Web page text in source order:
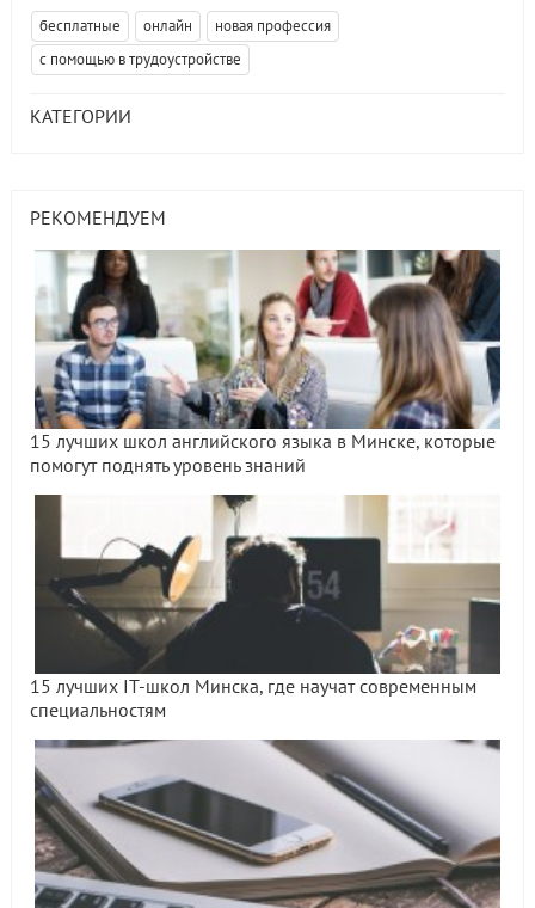
бесплатные онлайн
новая профессия
с помощью в трудоустройстве
КАТЕГОРИИ
РЕКОМЕНДУЕМ
15 лучших школ английского языка в Минске, которые
помогут поднять уровень знаний
15 лучших IT-школ Минска, где научат современным
специальностям